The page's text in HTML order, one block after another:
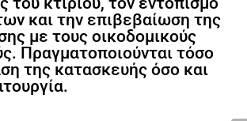
και την επιβεβαίωση της
με τους οικοδομικούς
Πραγματοποιούνται τόσο
της κατασκευής όσο και